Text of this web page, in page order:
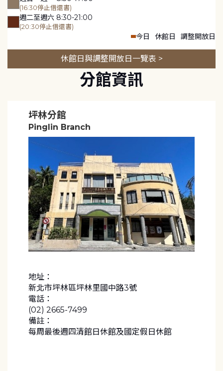
(16:30停止借還書)
週二至週六 8:30-21:00
(20:30停止借還書)
今日 休館日 調整開放日
休館日與調整開放日一覽表 >
分館資訊
坪林分館
Pinglin Branch
地址：
新北市坪林區坪林里國中路3號
電話：
(02) 2665-7499
備註：
每周最後週四清館日休館及國定假日休館